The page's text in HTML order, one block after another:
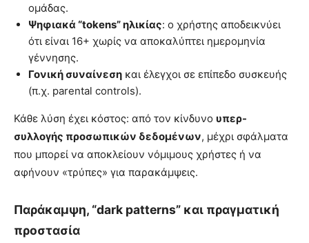
ομάδας.
Ψηφιακά “tokens” ηλικίας: ο χρήστης αποδεικνύει
ότι είναι 16+ χωρίς να αποκαλύπτει ημερομηνία
γέννησης.
Γονική συναίνεση και έλεγχοι σε επίπεδο συσκευής
(π.χ. parental controls).
Κάθε λύση έχει κόστος: από τον κίνδυνο υπερ-
συλλογής προσωπικών δεδομένων, μέχρι σφάλματα
που μπορεί να αποκλείουν νόμιμους χρήστες ή να
αφήνουν «τρύπες» για παρακάμψεις.
Παράκαμψη, “dark patterns” και πραγματική
προστασία